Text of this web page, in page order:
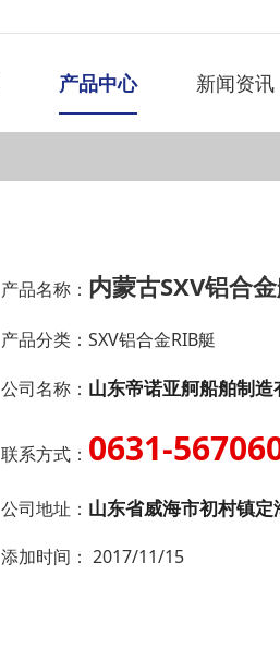
产品中心 新闻资讯
产品名称： 内蒙古SXV铝合
产品分类： SXV铝合金RIB艇
公司名称： 山东帝诺亚舸船舶制造
联系方式： 0631-
公司地址： 山东省威海市初村镇
添加时间： 2017/11/15